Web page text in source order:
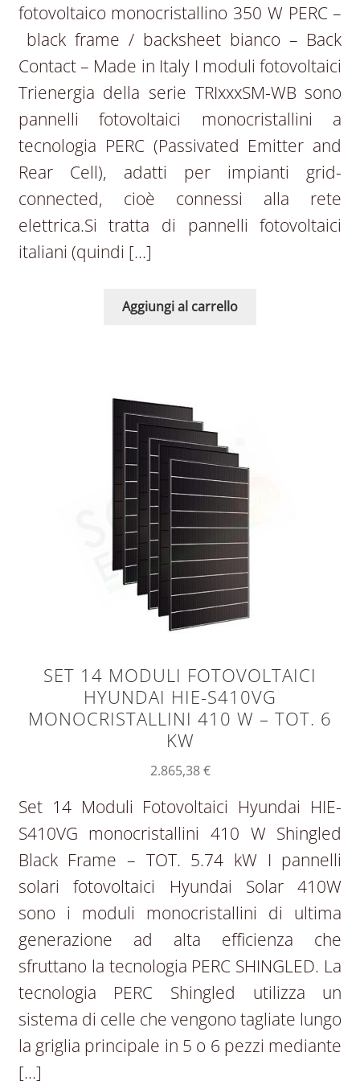
fotovoltaico monocristallino 350 W PERC –
black frame / backsheet bianco – Back
Contact – Made in Italy I moduli fotovoltaici
Trienergia della serie TRIxxxSM-WB sono
pannelli fotovoltaici monocristallini a
tecnologia PERC (Passivated Emitter and
Rear Cell), adatti per impianti grid-
connected, cioè connessi alla rete
elettrica.Si tratta di pannelli fotovoltaici
italiani (quindi […]
Aggiungi al carrello
SET 14 MODULI FOTOVOLTAICI
HYUNDAI HIE-S410VG
MONOCRISTALLINI 410 W – TOT. 6
KW
2.865,38€
Set 14 Moduli Fotovoltaici Hyundai HIE-
S410VG monocristallini 410 W Shingled
Black Frame – TOT. 5.74 kW I pannelli
solari fotovoltaici Hyundai Solar 410W
sono i moduli monocristallini di ultima
generazione ad alta efficienza che
sfruttano la tecnologia PERC SHINGLED. La
tecnologia PERC Shingled utilizza un
sistema di celle che vengono tagliate lungo
la griglia principale in 5 o 6 pezzi mediante
[…]